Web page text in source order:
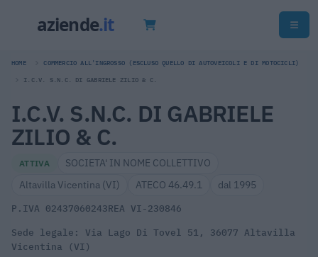
HOME COMMERCIO ALL'INGROSSO (ESCLUSO QUELLO DI AUTOVEICOLI E DI MOTOCICLI)
I.C.V. S.N.C. DI GABRIELE ZILIO & C.
I.C.V. S.N.C. DI GABRIELE
ZILIO & C.
ATTIVA
SOCIETA' IN NOME COLLETTIVO
Altavilla Vicentina (VI)
ATECO 46.49.1 dal 1995
P.IVA 02437060243REA VI-230846
Sede legale: Via Lago Di Tovel 51, 36077 Altavilla
Vicentina (VI)